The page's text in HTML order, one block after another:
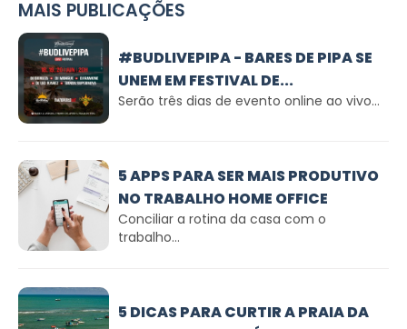
MAIS PUBLICAÇÕES
#BUDLIVEPIPA - BARES DE PIPA SE
UNEM EM FESTIVAL DE...
Serão três dias de evento online ao vivo...
5 APPS PARA SER MAIS PRODUTIVO
NO TRABALHO HOME OFFICE
Conciliar a rotina da casa com o
trabalho...
5 DICAS PARA CURTIR A PRAIA DA